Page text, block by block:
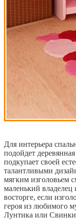
Для интерьера
подойдет
подкупает своей
талантливыми
мягким изголовьем
маленький владелец
восторге, если
героя из любимого
Лунтика или